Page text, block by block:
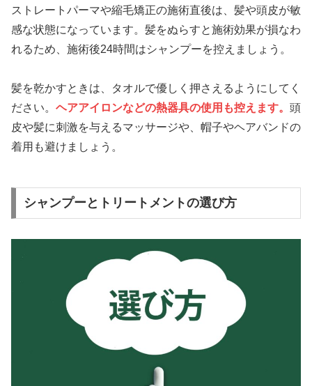
ストレートパーマや縮毛矯正の施術直後は、髪や頭皮が敏
感な状態になっています。髪をぬらすと施術効果が損なわ
れるため、施術後24時間はシャンプーを控えましょう。
髪を乾かすときは、タオルで優しく押さえるようにしてく
ださい。 ヘアアイロンなどの熱器具の使用も控えます。 頭
皮や髪に刺激を与えるマッサージや、帽子やヘアバンドの
着用も避けましょう。
シャンプーとトリートメントの選び方